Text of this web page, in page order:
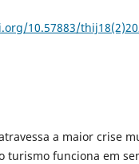
10.57883/
a maior crise
turismo funciona em